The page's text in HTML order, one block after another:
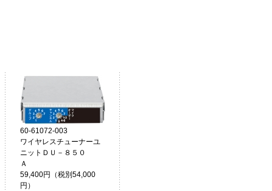
60-61072-003
ワイヤレスチューナーユ
ニットＤＵ－８５０
Ａ
59,400円（税別54,000
円）